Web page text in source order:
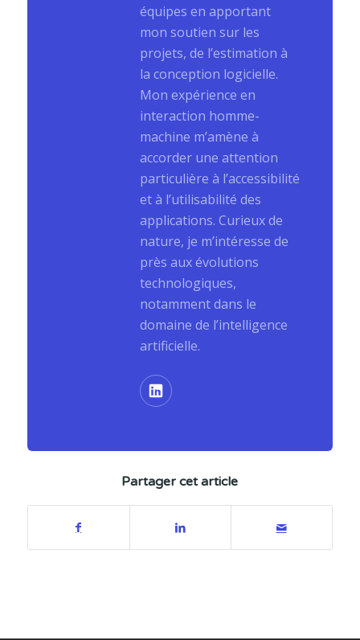
équipes en apportant
mon soutien sur les
projets, de l’estimation à
la conception logicielle.
Mon expérience en
interaction homme-
machine m’amène à
accorder une attention
particulière à l’accessibilité
et à l’utilisabilité des
applications. Curieux de
nature, je m’intéresse de
près aux évolutions
technologiques,
notamment dans le
domaine de l’intelligence
artificielle.
Partager cet article